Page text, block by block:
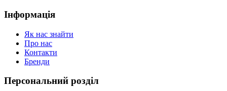
Інформація
Як нас знайти
Про нас
Контакти
Бренди
Персональний розділ